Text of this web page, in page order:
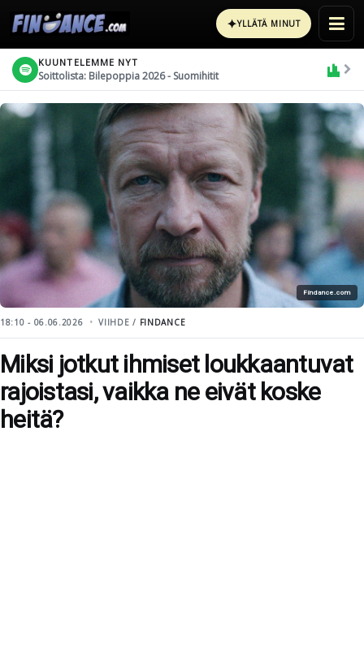
✦YLLÄTÄ MINUT
KUUNTELEMME NYT
Soittolista: Bilepoppia 2026 - Suomihitit
Findance.com
18:10 - 06.06.2026 VIIHDE / FINDANCE
Miksi jotkut ihmiset loukkaantuvat
rajoistasi, vaikka ne eivät koske
heitä?